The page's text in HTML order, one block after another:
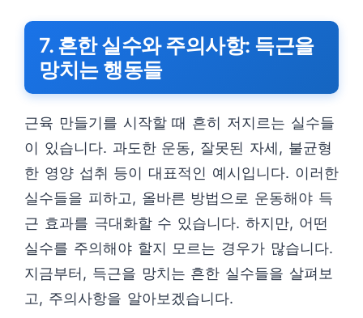
7. 흔한 실수와 주의사항: 득근을
망치는 행동들
근육 만들기를 시작할 때 흔히 저지르는 실수들
이 있습니다. 과도한 운동, 잘못된 자세, 불균형
한 영양 섭취 등이 대표적인 예시입니다. 이러한
실수들을 피하고, 올바른 방법으로 운동해야 득
근 효과를 극대화할 수 있습니다. 하지만, 어떤
실수를 주의해야 할지 모르는 경우가 많습니다.
지금부터, 득근을 망치는 흔한 실수들을 살펴보
고, 주의사항을 알아보겠습니다.